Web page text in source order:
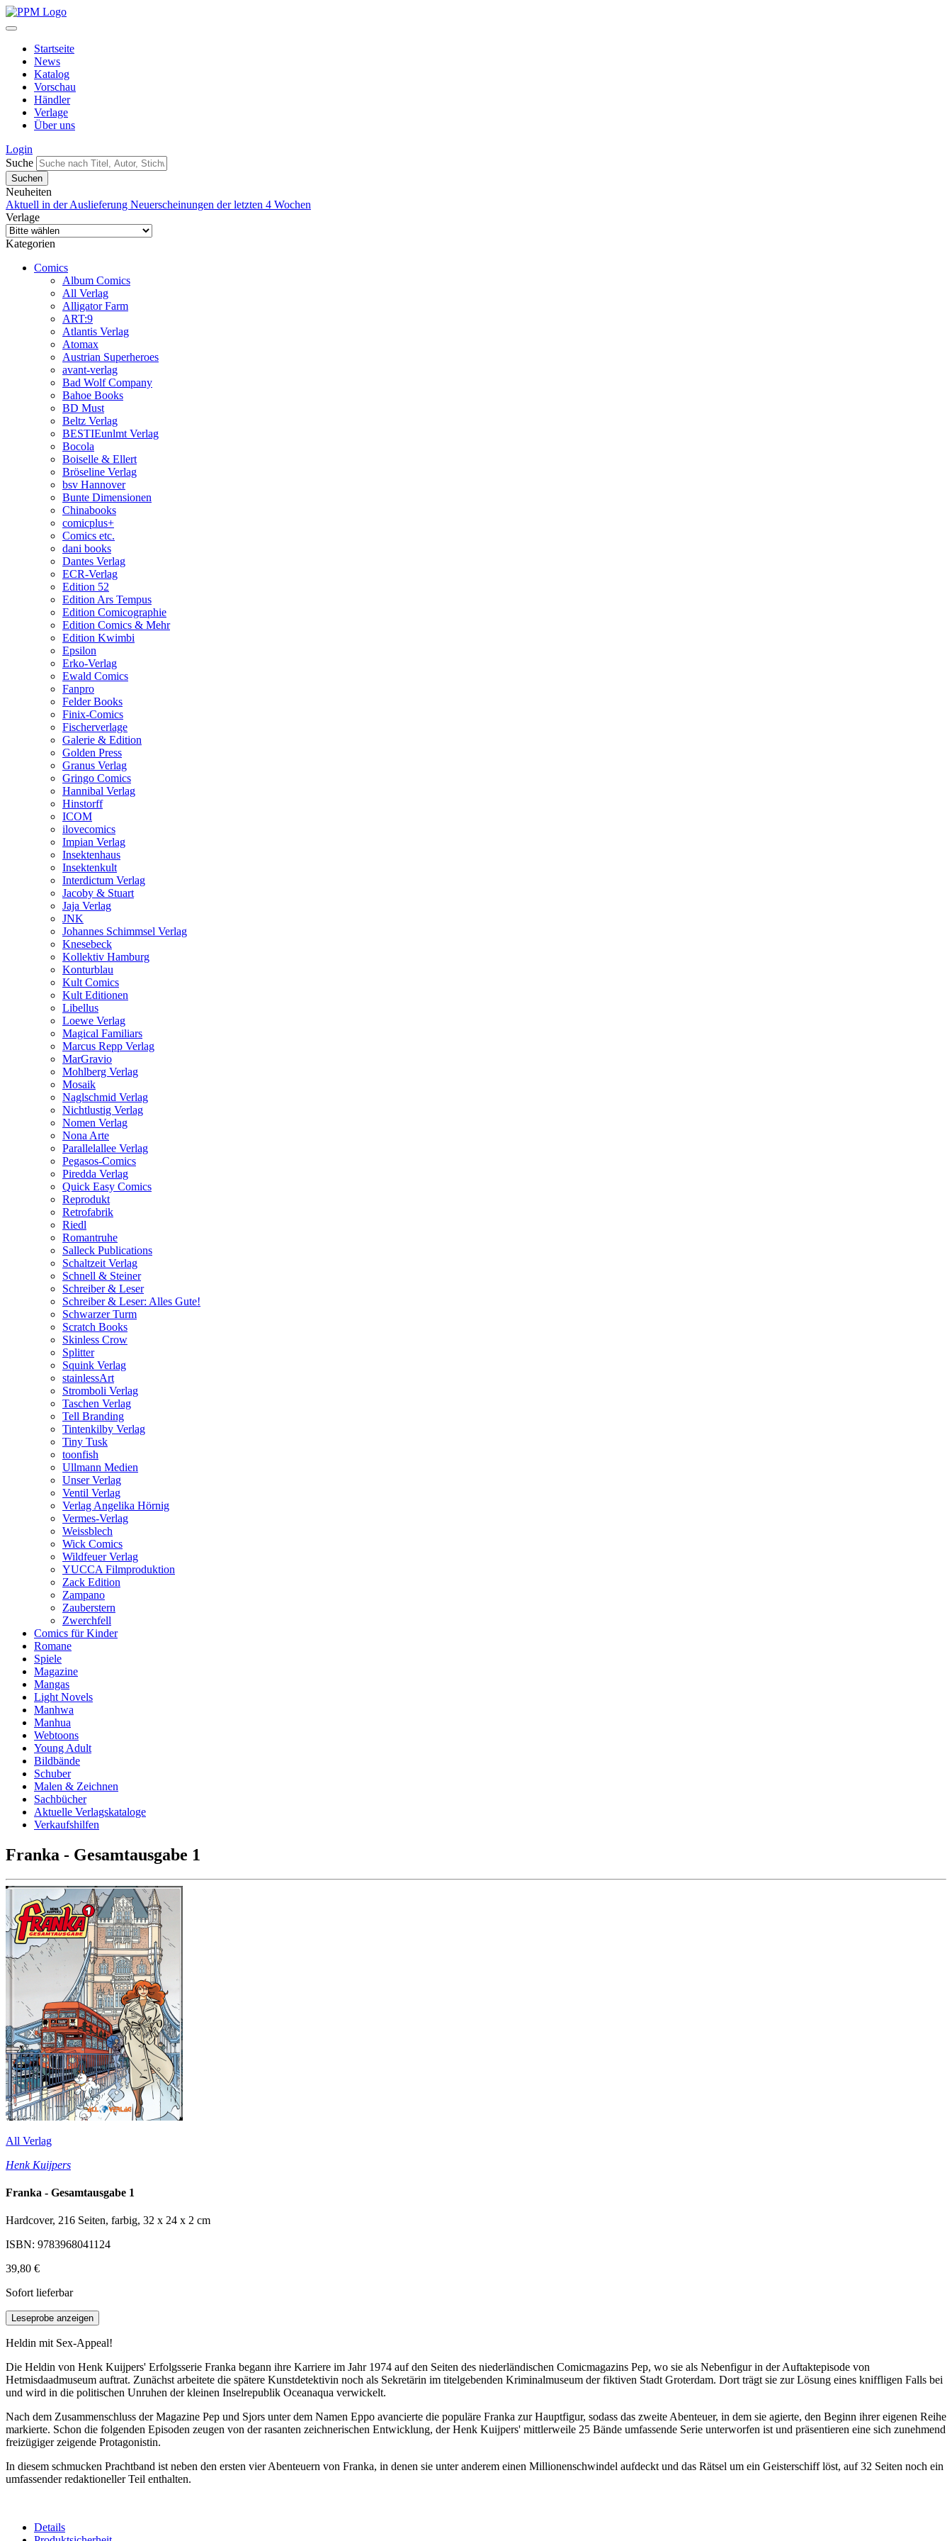
Startseite
News
Katalog
Vorschau
Händler
Verlage
Über uns
Login
Suche
Neuheiten
Aktuell in der Auslieferung Neuerscheinungen der letzten 4 Wochen
Verlage
Kategorien
Comics
Album Comics
All Verlag
Alligator Farm
ART:9
Atlantis Verlag
Atomax
Austrian Superheroes
avant-verlag
Bad Wolf Company
Bahoe Books
BD Must
Beltz Verlag
BESTIEunlmt Verlag
Bocola
Boiselle & Ellert
Bröseline Verlag
bsv Hannover
Bunte Dimensionen
Chinabooks
comicplus+
Comics etc.
dani books
Dantes Verlag
ECR-Verlag
Edition 52
Edition Ars Tempus
Edition Comicographie
Edition Comics & Mehr
Edition Kwimbi
Epsilon
Erko-Verlag
Ewald Comics
Fanpro
Felder Books
Finix-Comics
Fischerverlage
Galerie & Edition
Golden Press
Granus Verlag
Gringo Comics
Hannibal Verlag
Hinstorff
ICOM
ilovecomics
Impian Verlag
Insektenhaus
Insektenkult
Interdictum Verlag
Jacoby & Stuart
Jaja Verlag
JNK
Johannes Schimmsel Verlag
Knesebeck
Kollektiv Hamburg
Konturblau
Kult Comics
Kult Editionen
Libellus
Loewe Verlag
Magical Familiars
Marcus Repp Verlag
MarGravio
Mohlberg Verlag
Mosaik
Naglschmid Verlag
Nichtlustig Verlag
Nomen Verlag
Nona Arte
Parallelallee Verlag
Pegasos-Comics
Piredda Verlag
Quick Easy Comics
Reprodukt
Retrofabrik
Riedl
Romantruhe
Salleck Publications
Schaltzeit Verlag
Schnell & Steiner
Schreiber & Leser
Schreiber & Leser: Alles Gute!
Schwarzer Turm
Scratch Books
Skinless Crow
Splitter
Squink Verlag
stainlessArt
Stromboli Verlag
Taschen Verlag
Tell Branding
Tintenkilby Verlag
Tiny Tusk
toonfish
Ullmann Medien
Unser Verlag
Ventil Verlag
Verlag Angelika Hörnig
Vermes-Verlag
Weissblech
Wick Comics
Wildfeuer Verlag
YUCCA Filmproduktion
Zack Edition
Zampano
Zauberstern
Zwerchfell
Comics für Kinder
Romane
Spiele
Magazine
Mangas
Light Novels
Manhwa
Manhua
Webtoons
Young Adult
Bildbände
Schuber
Malen & Zeichnen
Sachbücher
Aktuelle Verlagskataloge
Verkaufshilfen
Franka - Gesamtausgabe 1
All Verlag
Henk Kuijpers
Franka - Gesamtausgabe 1
Hardcover, 216 Seiten, farbig, 32 x 24 x 2 cm
ISBN: 9783968041124
39,80 €
Sofort lieferbar
Leseprobe anzeigen
Heldin mit Sex-Appeal!
Die Heldin von Henk Kuijpers' Erfolgsserie Franka begann ihre Karriere im Jahr 1974 auf den Seiten des niederländischen Comicmagazins Pep, wo sie als Nebenfigur in der Auftaktepisode von
Hetmisdaadmuseum auftrat. Zunächst arbeitete die spätere Kunstdetektivin noch als Sekretärin im titelgebenden Kriminalmuseum der fiktiven Stadt Groterdam. Dort trägt sie zur Lösung eines kniffligen Falls bei
und wird in die politischen Unruhen der kleinen Inselrepublik Oceanaqua verwickelt.
Nach dem Zusammenschluss der Magazine Pep und Sjors unter dem Namen Eppo avancierte die populäre Franka zur Hauptfigur, sodass das zweite Abenteuer, in dem sie agierte, den Beginn ihrer eigenen Reihe
markierte. Schon die folgenden Episoden zeugen von der rasanten zeichnerischen Entwicklung, der Henk Kuijpers' mittlerweile 25 Bände umfassende Serie unterworfen ist und präsentieren eine sich zunehmend
freizügiger zeigende Protagonistin.
In diesem schmucken Prachtband ist neben den ersten vier Abenteuern von Franka, in denen sie unter anderem einen Millionenschwindel aufdeckt und das Rätsel um ein Geisterschiff löst, auf 32 Seiten noch ein
umfassender redaktioneller Teil enthalten.
Details